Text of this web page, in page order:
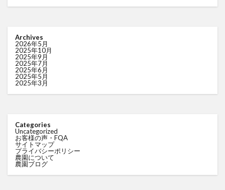
Archives
2026年5月
2025年10月
2025年9月
2025年7月
2025年6月
2025年5月
2025年3月
Categories
Uncategorized
お客様の声・FQA
サイトマップ
プライバシーポリシー
農園について
農園ブログ